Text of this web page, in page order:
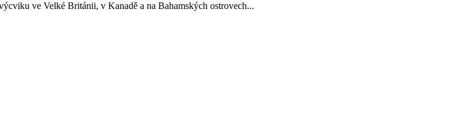
ve Velké Británii, v Kanadě a na Bahamských ostrovech...